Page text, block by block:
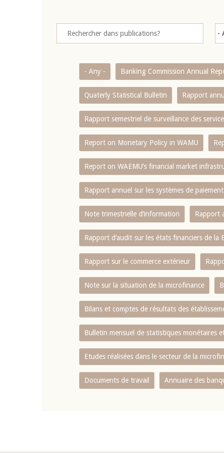
- Any - Banking Commission Annual
Quaterly Statistical Bulletin Rapport
Rapport semestriel de surveillance des
Report on Monetary Policy in WAMU
Report on WAEMU’s financial market
Rapport annuel sur les systèmes de paiement
Note trimestrielle d‘information Rapport
Rapport d‘audit sur les états financiers de la
Rapport sur le commerce extérieur
Note sur la situation de la microfinance
Bilans et comptes de résultats des
Bulletin mensuel de statistiques monétaires
Etudes réalisées dans le secteur de la
Documents de travail Annuaire des